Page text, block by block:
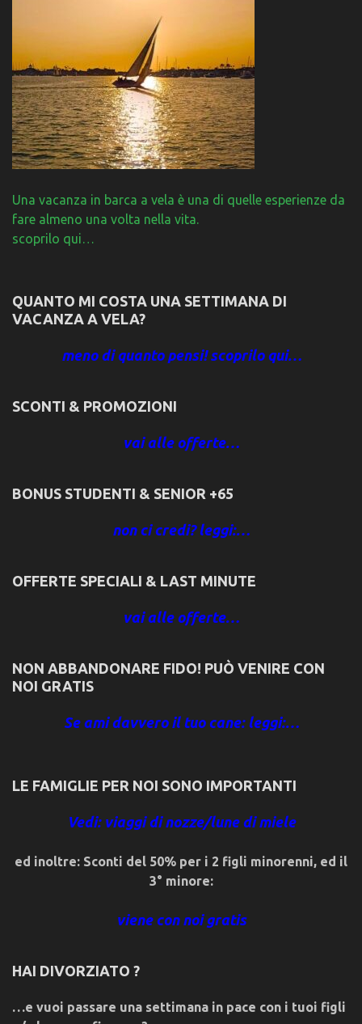
Una vacanza in barca a vela è una di quelle esperienze da
fare almeno una volta nella vita.
scoprilo qui…
QUANTO MI COSTA UNA SETTIMANA DI
VACANZA A VELA?
meno di quanto pensi! scoprilo qui…
SCONTI & PROMOZIONI
vai alle offerte…
BONUS STUDENTI & SENIOR +65
non ci credi? leggi:…
OFFERTE SPECIALI & LAST MINUTE
vai alle offerte…
NON ABBANDONARE FIDO! PUÒ VENIRE CON
NOI GRATIS
Se ami davvero il tuo cane: leggi:…
LE FAMIGLIE PER NOI SONO IMPORTANTI
Vedi: viaggi di nozze/lune di miele
ed inoltre: Sconti del 50% per i 2 figli minorenni, ed il
3° minore:
viene con noi gratis
HAI DIVORZIATO ?
…e vuoi passare una settimana in pace con i tuoi figli